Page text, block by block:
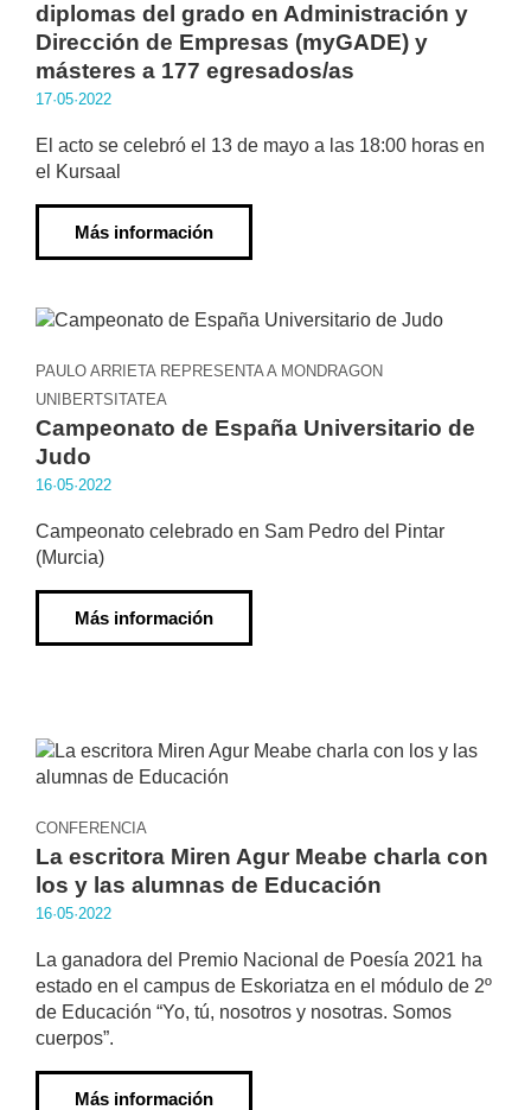
diplomas del grado en Administración y
Dirección de Empresas (myGADE) y
másteres a 177 egresados/as
17·05·2022
El acto se celebró el 13 de mayo a las 18:00 horas en
el Kursaal
Más información
PAULO ARRIETA REPRESENTA A MONDRAGON
UNIBERTSITATEA
Campeonato de España Universitario de
Judo
16·05·2022
Campeonato celebrado en Sam Pedro del Pintar
(Murcia)
Más información
CONFERENCIA
La escritora Miren Agur Meabe charla con
los y las alumnas de Educación
16·05·2022
La ganadora del Premio Nacional de Poesía 2021 ha
estado en el campus de Eskoriatza en el módulo de 2º
de Educación “Yo, tú, nosotros y nosotras. Somos
cuerpos”.
Más información